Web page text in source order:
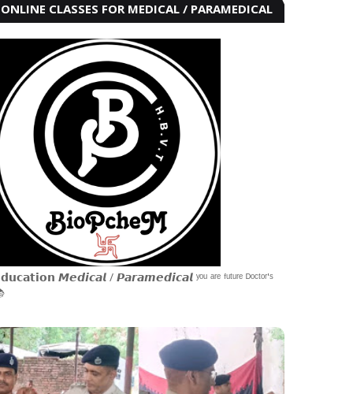
ONLINE CLASSES FOR MEDICAL / PARAMEDICAL
𝙈𝙚𝙙𝙞𝙘𝙖𝙡 / 𝙋𝙖𝙧𝙖𝙢𝙚𝙙𝙞𝙘𝙖𝙡 ʸᵒᵘ ᵃʳᵉ ᶠᵘᵗᵘʳᵉ ᴰᵒᶜᵗᵒʳ'ˢ